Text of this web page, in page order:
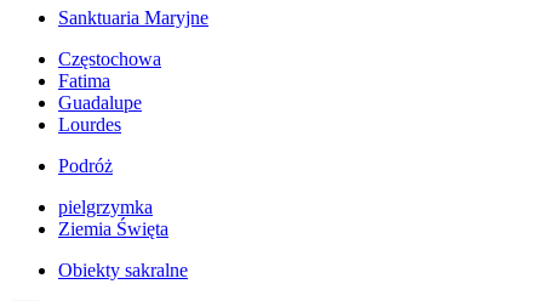
Sanktuaria Maryjne
Częstochowa
Fatima
Guadalupe
Lourdes
Podróż
pielgrzymka
Ziemia Święta
Obiekty sakralne